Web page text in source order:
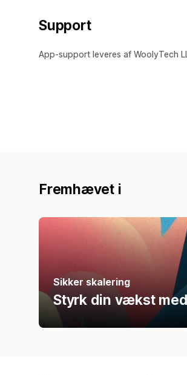
Support
App-support leveres af WoolyTech
Fremhævet i
Sikker skalering
Styrk din vækst